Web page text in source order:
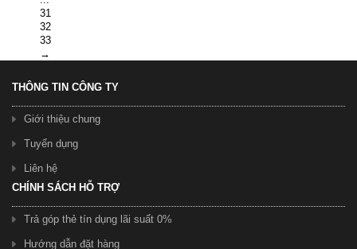
31
32
33
→
THÔNG TIN CÔNG TY
Giới thiệu chung
Tuyển dụng
Liên hệ
CHÍNH SÁCH HỖ TRỢ
Trả góp thẻ tín dụng lãi suất 0%
Hướng dẫn đặt hàng